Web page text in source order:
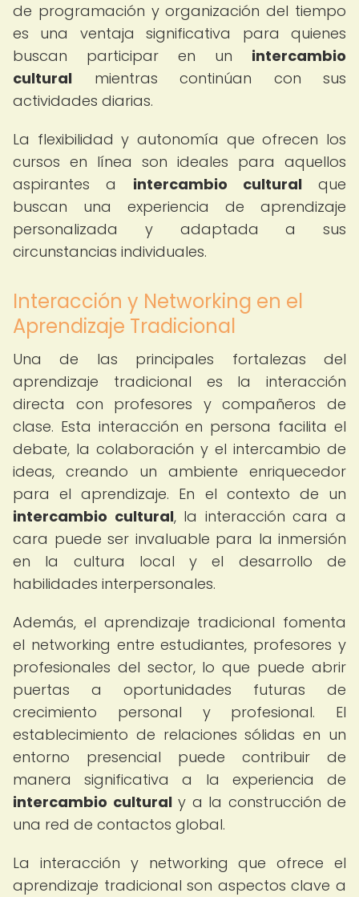
de programación y organización del tiempo
es una ventaja significativa para quienes
buscan participar en un intercambio
cultural mientras continúan con sus
actividades diarias.
La flexibilidad y autonomía que ofrecen los
cursos en línea son ideales para aquellos
aspirantes a intercambio culturalque
buscan una experiencia de aprendizaje
personalizada y adaptada a sus
circunstancias individuales.
Interacción y Networking en el
Aprendizaje Tradicional
Una de las principales fortalezas del
aprendizaje tradicional es la interacción
directa con profesores y compañeros de
clase. Esta interacción en persona facilita el
debate, la colaboración y el intercambio de
ideas, creando un ambiente enriquecedor
para el aprendizaje. En el contexto de un
intercambio cultural, la interacción cara a
cara puede ser invaluable para la inmersión
en la cultura local y el desarrollo de
habilidades interpersonales.
Además, el aprendizaje tradicional fomenta
el networking entre estudiantes, profesores y
profesionales del sector, lo que puede abrir
puertas a oportunidades futuras de
crecimiento personal y profesional. El
establecimiento de relaciones sólidas en un
entorno presencial puede contribuir de
manera significativa a la experiencia de
intercambio culturaly a la construcción de
una red de contactos global.
La interacción y networking que ofrece el
aprendizaje tradicional son aspectos clave a